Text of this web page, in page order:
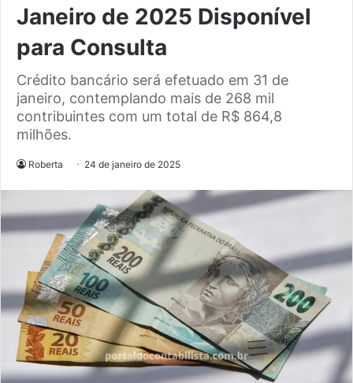
Janeiro de 2025 Disponível
para Consulta
Crédito bancário será efetuado em 31 de
janeiro, contemplando mais de 268 mil
contribuintes com um total de R$ 864,8
milhões.
Roberta 24 de janeiro de 2025